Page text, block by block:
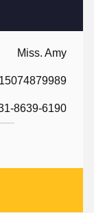
Miss. Amy
8639-6190